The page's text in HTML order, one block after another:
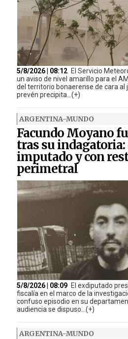
5/8/2026 | 08:12 El Servicio
un aviso de nivel amarillo para el
del territorio bonaerense de cara al
prevén precipita...(+)
ARGENTINA-MUNDO
Facundo Moyano
tras su
imputado y con
perimetral
5/8/2026 | 08:09 El exdiputado
fiscalía en el marco de la
confuso episodio en su
audiencia se dispuso...(+)
ARGENTINA-MUNDO